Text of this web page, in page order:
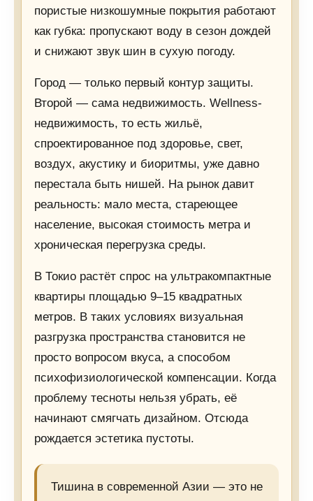
пористые низкошумные покрытия работают
как губка: пропускают воду в сезон дождей
и снижают звук шин в сухую погоду.
Город — только первый контур защиты.
Второй — сама недвижимость. Wellness-
недвижимость, то есть жильё,
спроектированное под здоровье, свет,
воздух, акустику и биоритмы, уже давно
перестала быть нишей. На рынок давит
реальность: мало места, стареющее
население, высокая стоимость метра и
хроническая перегрузка среды.
В Токио растёт спрос на ультракомпактные
квартиры площадью 9–15 квадратных
метров. В таких условиях визуальная
разгрузка пространства становится не
просто вопросом вкуса, а способом
психофизиологической компенсации. Когда
проблему тесноты нельзя убрать, её
начинают смягчать дизайном. Отсюда
рождается эстетика пустоты.
Тишина в современной Азии — это не